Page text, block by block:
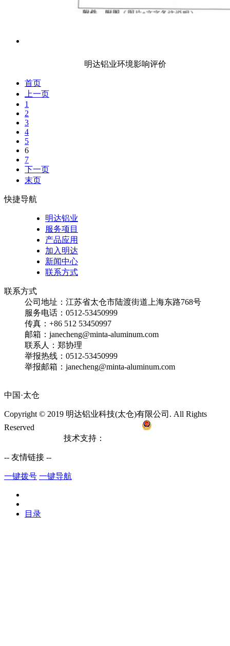
明达铝业环境影响评价
首页
上一页
1
2
3
4
5
6
7
下一页
末页
快捷导航
明达铝业
服务项目
产品应用
加入明达
新闻中心
联系方式
联系方式
公司地址：江苏省太仓市陆渡街道上海东路768号
服务电话：0512-53450999
传真：+86 512 53450997
邮箱：janecheng@minta-aluminum.com
联系人：郑协理
举报热线：0512-53450999
举报邮箱：janecheng@minta-aluminum.com
中国·太仓
Copyright © 2019 明达铝业科技(太仓)有限公司. All Rights
Reserved
技术支持：
-- 友情链接 --
一键拨号 一键导航
目录